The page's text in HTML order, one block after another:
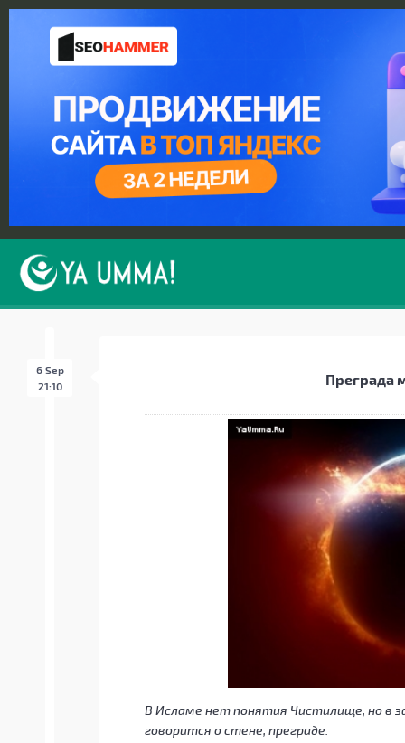
6 Sep
21:10
Преграда
В Исламе нет понятия Чистилище, но в
говорится о стене, преграде.